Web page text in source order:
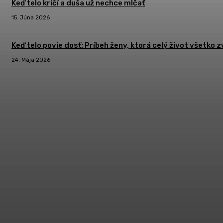
Keď telo kričí a duša už nechce mlčať
15. Júna 2026
Keď telo povie dosť: Príbeh ženy, ktorá celý život všetko
24. Mája 2026